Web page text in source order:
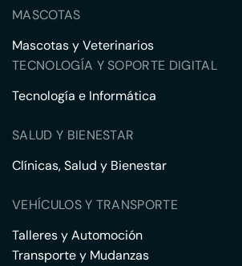
MASCOTAS
Mascotas y Veterinarios
TECNOLOGÍA Y SOPORTE DIGITAL
Tecnología e Informática
SALUD Y BIENESTAR
Clínicas, Salud y Bienestar
VEHÍCULOS Y TRANSPORTE
Talleres y Automoción
Transporte y Mudanzas